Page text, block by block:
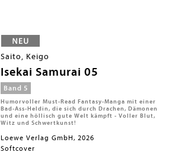
Fantasy und actionreicher Abenteuer.
Helden, der sich gegen sein Schicksal als
Meister der Dunklen Künste stellt, um
treuen Freunden und seiner mutigen
Schwester stellt er sich jeder
Herausforderung. Eine packende
Geschichte mit Magie, Freundschaft und
spannenden Kämpfen.
Saito, Keigo
Isekai Samurai 05
Band 5
Humorvoller Must-Read Fantasy-Manga mit einer
Bad-Ass-Heldin, die sich durch Drachen, Dämonen
und eine höllisch gute Welt kämpft - Voller Blut,
Witz und Schwertkunst!
Loewe Verlag GmbH, 2026
Softcover